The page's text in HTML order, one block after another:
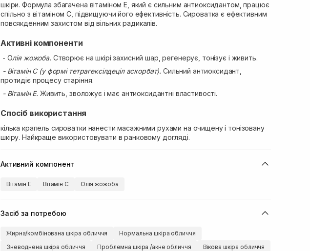
шкіри. Формула збагачена вітаміном Е, який є сильним антиоксидантом, працює
спільно з вітаміном С, підвищуючи його ефективність. Сироватка є ефективним
повсякденним захистом від вільних радикалів.
Активні компоненти
- Олія жожоба. Створює на шкірі захисний шар, регенерує, тонізує і живить.
- Вітамін С (у формі тетрагексілдеціл аскорбат). Сильний антиоксидант,
протидіє процесу старіння.
- Вітамін E.Живить, зволожує і має антиоксидантні властивості.
Спосіб використання
кілька крапель сироватки нанести масажними рухами на очищену і тонізовану
шкіру. Найкраще використовувати в ранковому догляді.
Активний компонент
Вітамін Е Вітамін C Олія жожоба
Засіб за потребою
Жирна/комбінована шкіра обличчя
Нормальна шкіра обличчя
Зневоднена шкіра обличчя
Проблемна шкіра /акне обличчя
Вікова шкіра обличчя